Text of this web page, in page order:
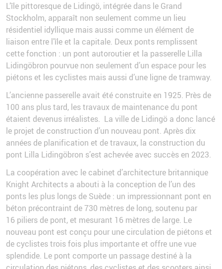
L’île pittoresque de Lidingö, intégrée dans le Grand
Stockholm, apparaît non seulement comme un lieu
résidentiel idyllique mais aussi comme un élément de
liaison entre l’île et la capitale. Deux ponts remplissent
cette fonction : un pont autoroutier et la passerelle Lilla
Lidingöbron pourvue non seulement d’un espace pour les
piétons et les cyclistes mais aussi d’une ligne de tramway.
L’ancienne passerelle avait été construite en 1925. Près de
100 ans plus tard, les travaux de maintenance du pont
étaient devenus irréalistes. La ville de Lidingö a donc lancé
le projet de construction d’un nouveau pont. Après dix
années de planification et de travaux, la construction du
pont Lilla Lidingöbron s’est achevée avec succès en 2023.
La coopération avec le cabinet d’architecture britannique
Knight Architects a abouti à la conception de l’un des
ponts les plus longs de Suède : un impressionnant pont en
béton précontraint de 730 mètres de long, soutenu par
16 piliers de pont, et mesurant 16 mètres de large. Le
nouveau pont est conçu pour une circulation de piétons et
de cyclistes trois fois plus importante et offre une vue
splendide. Le pont comporte un passage destiné à la